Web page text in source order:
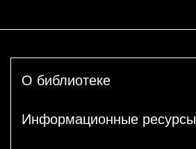
О библиотеке
Информационные ресурсы